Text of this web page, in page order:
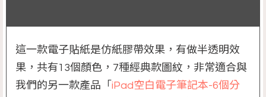
這一款電子貼紙是仿紙膠帶效果，有做半透明效
果 ，共有13個顏色，7種經典款圖紋，非常適合與
我們的另一款產品「 iPad空白電子筆記本-6個分